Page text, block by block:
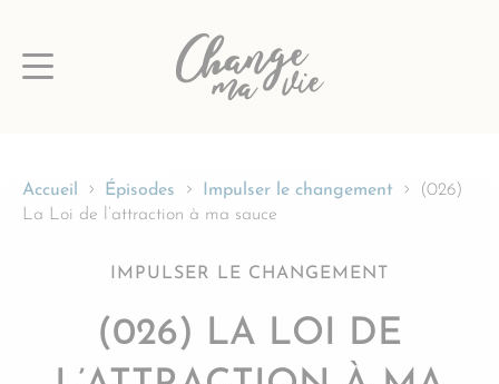
au
Accueil Épisodes Impulser le changement
(026)
La Loi de l’attraction à ma sauce
IMPULSER LE CHANGEMENT
(026) LA LOI DE